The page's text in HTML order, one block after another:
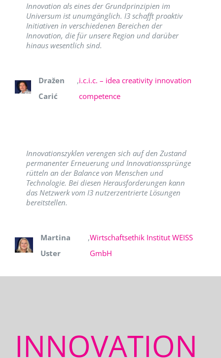
Innovation als eines der Grundprinzipien im
Universum ist unumgänglich. I3 schafft proaktiv
Initiativen in verschiedenen Bereichen der
Innovation, die für unsere Region und darüber
hinaus wesentlich sind.
Dražen
Carić
,i.c.i.c. – idea creativity innovation
competence
Innovationszyklen verengen sich auf den Zustand
permanenter Erneuerung und Innovationssprünge
rütteln an der Balance von Menschen und
Technologie. Bei diesen Herausforderungen kann
das Netzwerk vom I3 nutzerzentrierte Lösungen
bereitstellen.
Martina
Uster
,Wirtschaftsethik Institut WEISS
GmbH
INNOVATION